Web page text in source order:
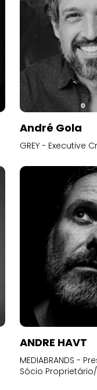
André Gola
GREY - Executive
ANDRE HAVT
MEDIABRANDS -
Sócio